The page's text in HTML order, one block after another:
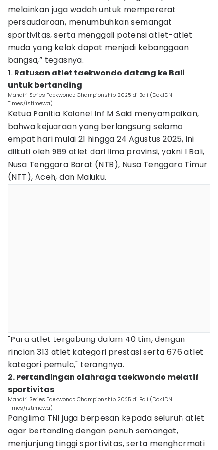
melainkan juga wadah untuk mempererat
persaudaraan, menumbuhkan semangat
sportivitas, serta menggali potensi atlet-atlet
muda yang kelak dapat menjadi kebanggaan
bangsa,” tegasnya.
1. Ratusan atlet taekwondo datang ke Bali
untuk bertanding
Mandiri Series Taekwondo Championship 2025 di Bali (Dok.IDN
Times/istimewa)
Ketua Panitia Kolonel Inf M Said menyampaikan,
bahwa kejuaraan yang berlangsung selama
empat hari mulai 21 hingga 24 Agustus 2025, ini
diikuti oleh 989 atlet dari lima provinsi, yakni l Bali,
Nusa Tenggara Barat (NTB), Nusa Tenggara Timur
(NTT), Aceh, dan Maluku.
"Para atlet tergabung dalam 40 tim, dengan
rincian 313 atlet kategori prestasi serta 676 atlet
kategori pemula," terangnya.
2. Pertandingan olahraga taekwondo melatif
sportivitas
Mandiri Series Taekwondo Championship 2025 di Bali (Dok.IDN
Times/istimewa)
Panglima TNI juga berpesan kepada seluruh atlet
agar bertanding dengan penuh semangat,
menjunjung tinggi sportivitas, serta menghormati